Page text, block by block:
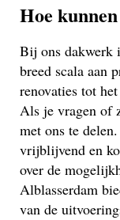
Hoe
Bij ons dakwerk
breed scala aan
renovaties tot
Als je vragen of
met ons te
vrijblijvend en
over de
Alblasserdam
van de